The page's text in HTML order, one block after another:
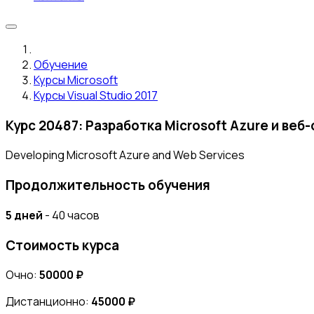
Обучение
Курсы Microsoft
Курсы Visual Studio 2017
Курс 20487: Разработка Microsoft Azure и
Developing Microsoft Azure and Web Services
Продолжительность обучения
5 дней - 40 часов
Стоимость курса
Очно: 50000 ₽
Дистанционно: 45000 ₽